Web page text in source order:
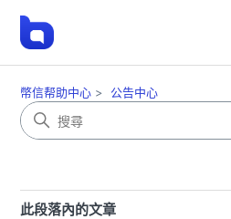
幣信帮助中心 公告中心
此段落內的文章